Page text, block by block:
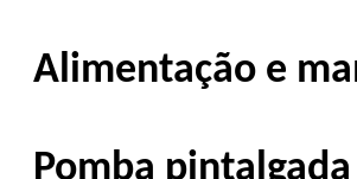
Alimentação e
Pomba